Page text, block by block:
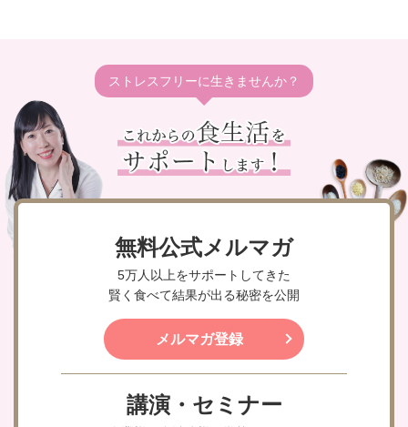
ストレスフリーに生きませんか？
無料公式メルマガ
5万人以上をサポートしてきた
賢く食べて結果が出る秘密を公開
メルマガ登録
講演・セミナー